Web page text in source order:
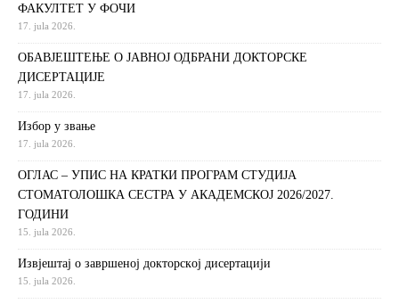
ФАКУЛТЕТ У ФОЧИ
17. jula 2026.
ОБАВЈЕШТЕЊЕ О ЈАВНОЈ ОДБРАНИ ДОКТОРСКЕ
ДИСЕРТАЦИЈЕ
17. jula 2026.
Избор у звање
17. jula 2026.
ОГЛАС – УПИС НА КРАТКИ ПРОГРАМ СТУДИЈА
СТОМАТОЛОШКА СЕСТРА У АКАДЕМСКОЈ 2026/2027.
ГОДИНИ
15. jula 2026.
Извjeштaj o зaвршeнoj дoктoрскoj дисeртaциjи
15. jula 2026.